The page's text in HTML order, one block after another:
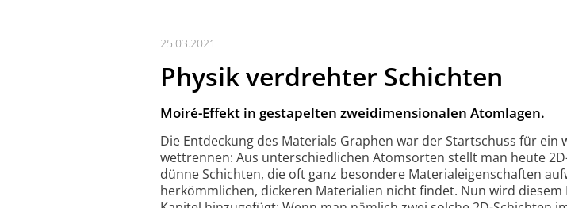
25.03.2021
Physik verdrehter Schichten
Moiré-Effekt in gestapelten zweidimensionalen Atomlagen.
Die Entdeckung des Materials Graphen war der Startschuss für ein
wettrennen: Aus unters­chiedlichen Atomsorten stellt man heute
dünne Schichten, die oft ganz besondere Material­eigenschaften
herkömmlichen, dickeren Materialien nicht findet. Nun wird